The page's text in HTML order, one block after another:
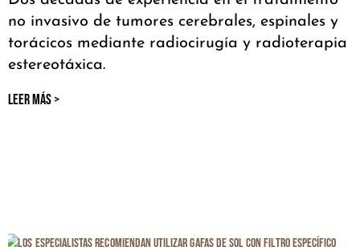
no invasivo de tumores cerebrales, espinales y
torácicos mediante radiocirugía y radioterapia
estereotáxica.
LEER MÁS >